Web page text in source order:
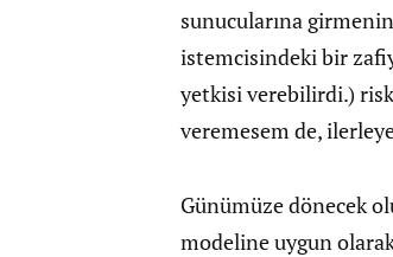
sunucularına
istemcisindeki bir
yetkisi verebilirdi.)
veremesem de,
Günümüze dönecek
modeline uygun olarak